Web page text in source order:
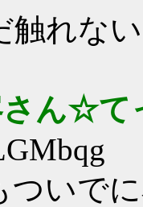
触れな
さん☆て
ついで